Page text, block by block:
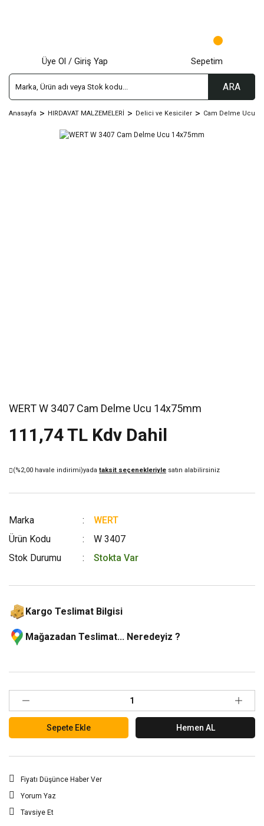
ARA
Üye Ol / Giriş Yap Sepetim
Anasayfa HIRDAVAT MALZEMELERİ Delici ve Kesiciler Cam Delme Ucu
WERT W 3407 Cam Delme Ucu 14x75mm
111,74 TL Kdv Dahil
(%2,00 havale indirimi)yada taksit seçenekleriyle satın alabilirsiniz
Marka
WERT
Ürün Kodu
W 3407
Stok Durumu
Stokta Var
Kargo Teslimat Bilgisi
Mağazadan Teslimat... Neredeyiz ?
Sepete Ekle Hemen AL
Fiyatı Düşünce Haber Ver
Yorum Yaz
Tavsiye Et